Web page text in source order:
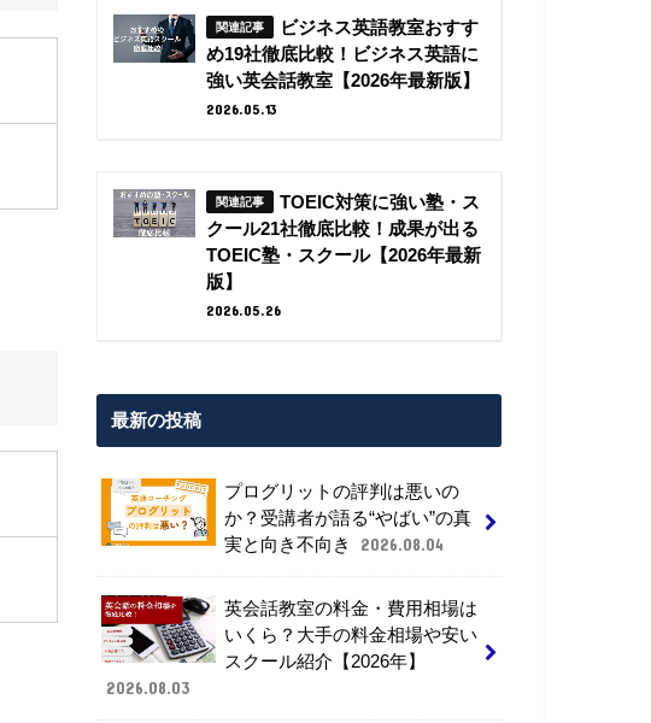
ビジネス英語教室おすす
め19社徹底比較！ビジネス英語に
強い英会話教室【2026年最新版】
2026.05.13
TOEIC対策に強い塾・ス
クール21社徹底比較！成果が出る
TOEIC塾・スクール【2026年最新
版】
2026.05.26
最新の投稿
プログリットの評判は悪いの
か？受講者が語る“やばい”の真
実と向き不向き
2026.08.04
英会話教室の料金・費用相場は
いくら？大手の料金相場や安い
スクール紹介【2026年】
2026.08.03